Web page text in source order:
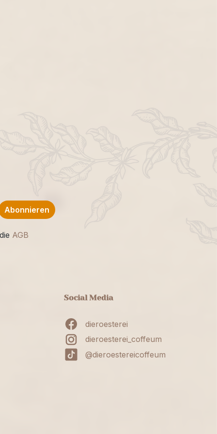
Abonnieren
AGB
Social Media
dieroesterei
dieroesterei_coffeum
@dieroestereicoffeum